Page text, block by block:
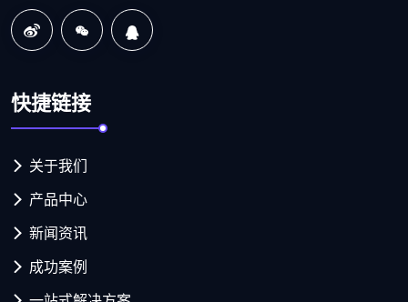
快捷链接
关于我们
产品中心
新闻资讯
成功案例